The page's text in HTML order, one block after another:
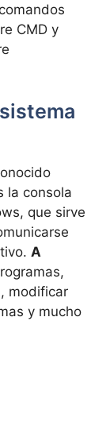
CMD y
la consola
que sirve
A
modificar
y mucho